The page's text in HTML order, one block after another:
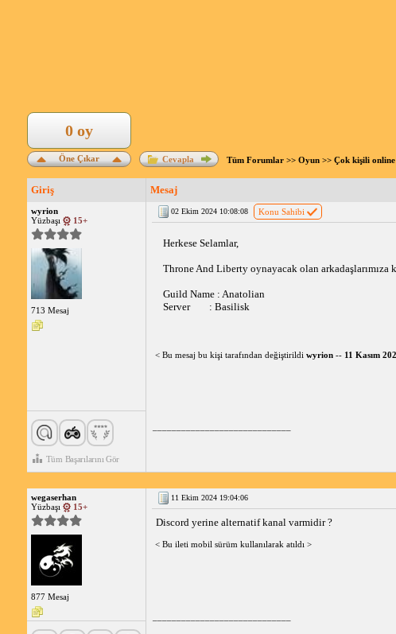
Öne Çıkar
0 oy
Cevapla Tüm Forumlar>> Oyun>> Çok kişili
Giriş Mesaj
wyrion
Yüzbaşı
15+
713 Mesaj
Tüm Başarılarını Gör
02 Ekim 2024 10:08:08 Konu Sahibi
Herkese Selamlar,
Throne And Liberty oynayacak olan arkadaşlarımıza
Guild Name : Anatolian
Server        : Basilisk
< Bu mesaj bu kişi tarafından değiştirildi wyrion-- 11 Kasım
wegaserhan
Yüzbaşı
15+
877 Mesaj
11 Ekim 2024 19:04:06
Discord yerine alternatif kanal varmidir ?
< Bu ileti mobil sürüm kullanılarak atıldı >